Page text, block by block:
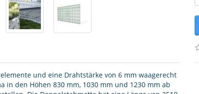
und eine Drahtstärke von 6 mm waagerecht
in den Höhen 830 mm, 1030 mm und 1230 mm ab